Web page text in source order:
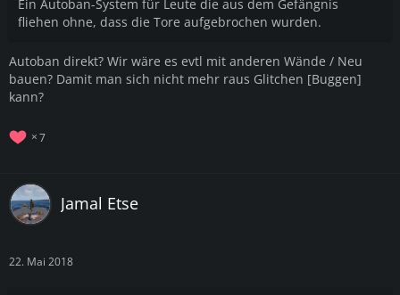
Ein Autoban-System für Leute die aus dem Gefängnis
fliehen ohne, dass die Tore aufgebrochen wurden.
Autoban direkt? Wir wäre es evtl mit anderen Wände / Neu
bauen? Damit man sich nicht mehr raus Glitchen [Buggen]
kann?
7
Jamal Etse
22. Mai 2018